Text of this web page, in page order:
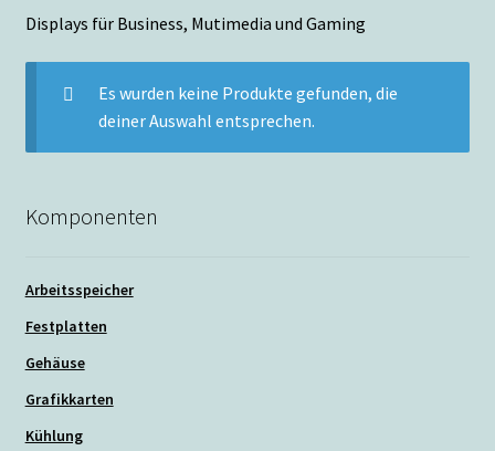
Outlet
Displays für Business, Mutimedia und Gaming
Es wurden keine Produkte gefunden, die
deiner Auswahl entsprechen.
Komponenten
Arbeitsspeicher
Festplatten
Gehäuse
Grafikkarten
Kühlung